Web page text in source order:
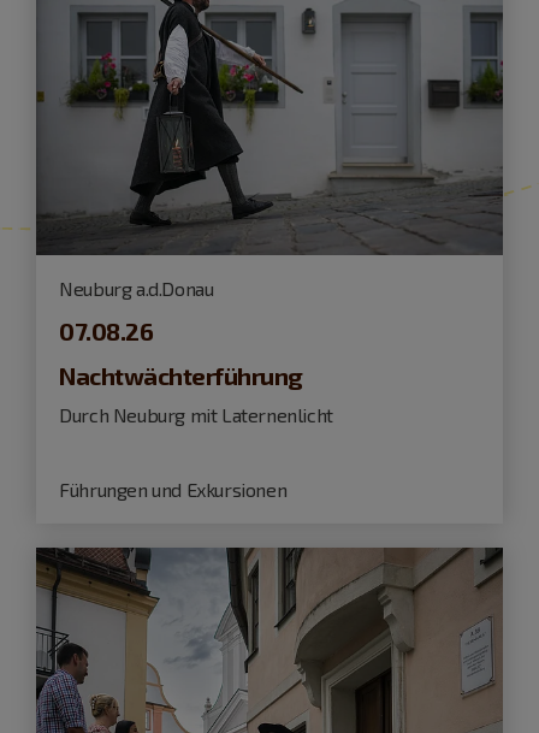
Neuburg a.d.Donau
07.08.26
Nachtwächterführung
Durch Neuburg mit Laternenlicht
Führungen und Exkursionen